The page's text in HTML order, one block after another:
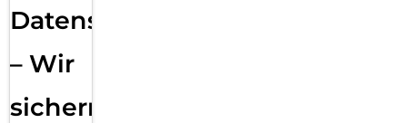
Datensicherung
– Wir
sichern